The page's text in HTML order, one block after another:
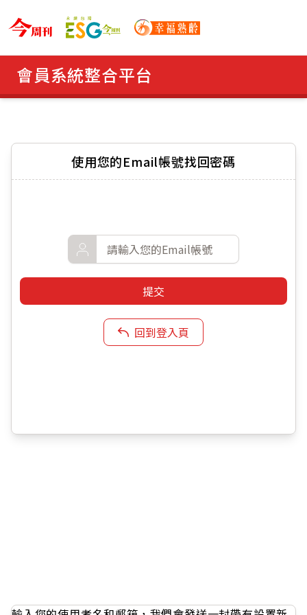
今周刊 LogoESG 永續台灣 Logo幸福熟齡 Logo
會員系統整合平台
使用您的Email帳號找回密碼
回到登入頁